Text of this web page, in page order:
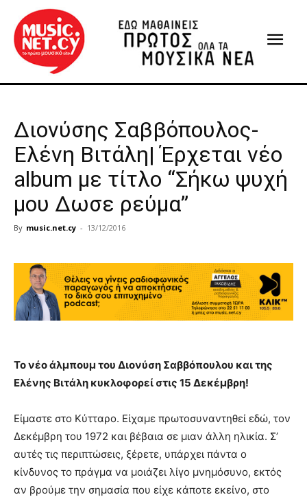
Διονύσης Σαββόπουλος-
Ελένη Βιτάλη| Έρχεται νέο
album με τίτλο “Σήκω ψυχή
μου Δωσε ρεύμα”
By music.net.cy - 13/12/2016
Το νέο άλμπουμ του Διονύση Σαββόπουλου και της
Ελένης Βιτάλη κυκλοφορεί στις 15 Δεκέμβρη!
Είμαστε στο Κύτταρο. Είχαμε πρωτοσυναντηθεί εδώ, τον
Δεκέμβρη του 1972 και βέβαια σε μιαν άλλη ηλικία. Σ’
αυτές τις περιπτώσεις, ξέρετε, υπάρχει πάντα ο
κίνδυνος το πράγμα να μοιάζει λίγο μνημόσυνο, εκτός
αν βρούμε την σημασία που είχε κάποτε εκείνο, στο